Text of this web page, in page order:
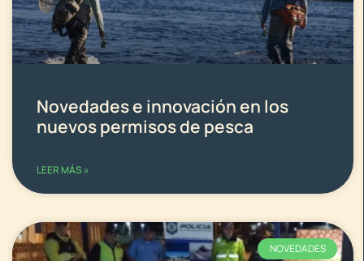
Novedades e innovación en los
nuevos permisos de pesca
LEER MÁS »
NOVEDADES